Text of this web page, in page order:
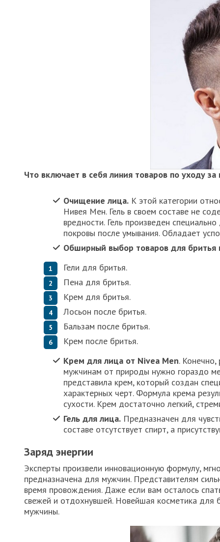
Что включает в себя линия товаров по уходу
Очищение лица. К этой категории
Нивея Мен. Гель в своем составе не
вредности. Гель произведен
покровы после умывания. Обладает
Обширный выбор товаров для бритья
Гели для бритья.
Пена для бритья.
Крем для бритья.
Лосьон после бритья.
Бальзам после бритья.
Крем после бритья.
Крем для лица от Nivea Men. Конечно,
мужчинам от природы нужно гораздо
представила крем, который создан
характерных черт. Формула крема
сухости. Крем достаточно легкий,
Гель для лица. Предназначен для
составе отсутствует спирт, а
Заряд энергии
Эксперты произвели инновационную формулу,
предназначена для мужчин. Представителям
время провождения. Даже если вам осталось
свежей и отдохнувшей. Новейшая косметика
мужчины.